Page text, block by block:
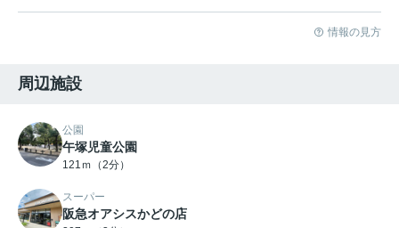
情報の見方
周辺施設
公園
午塚児童公園
121ｍ（2分）
スーパー
阪急オアシスかどの店